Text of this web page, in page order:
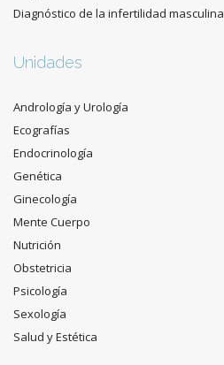
Diagnóstico de la infertilidad masculina
Unidades
Andrología y Urología
Ecografías
Endocrinología
Genética
Ginecología
Mente Cuerpo
Nutrición
Obstetricia
Psicología
Sexología
Salud y Estética